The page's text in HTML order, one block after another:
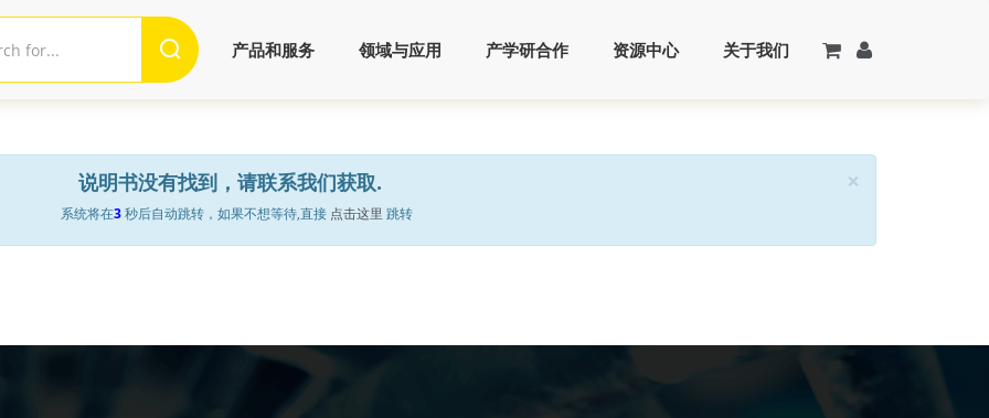
×
说明书没有找到，请联系我们获取.
系统将在3秒后自动跳转，如果不想等待,直接 点击这里 跳转
产品和服务 领域与应用 产学研合作 资源中心 关于我们